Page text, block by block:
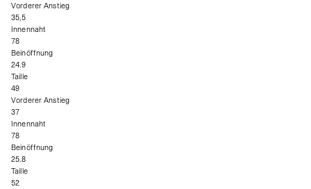
Vorderer Anstieg
35,5
Innennaht
78
Beinöffnung
24.9
Taille
49
Vorderer Anstieg
37
Innennaht
78
Beinöffnung
25.8
Taille
52